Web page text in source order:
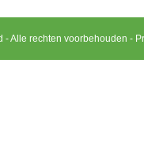
- Alle rechten voorbehouden -